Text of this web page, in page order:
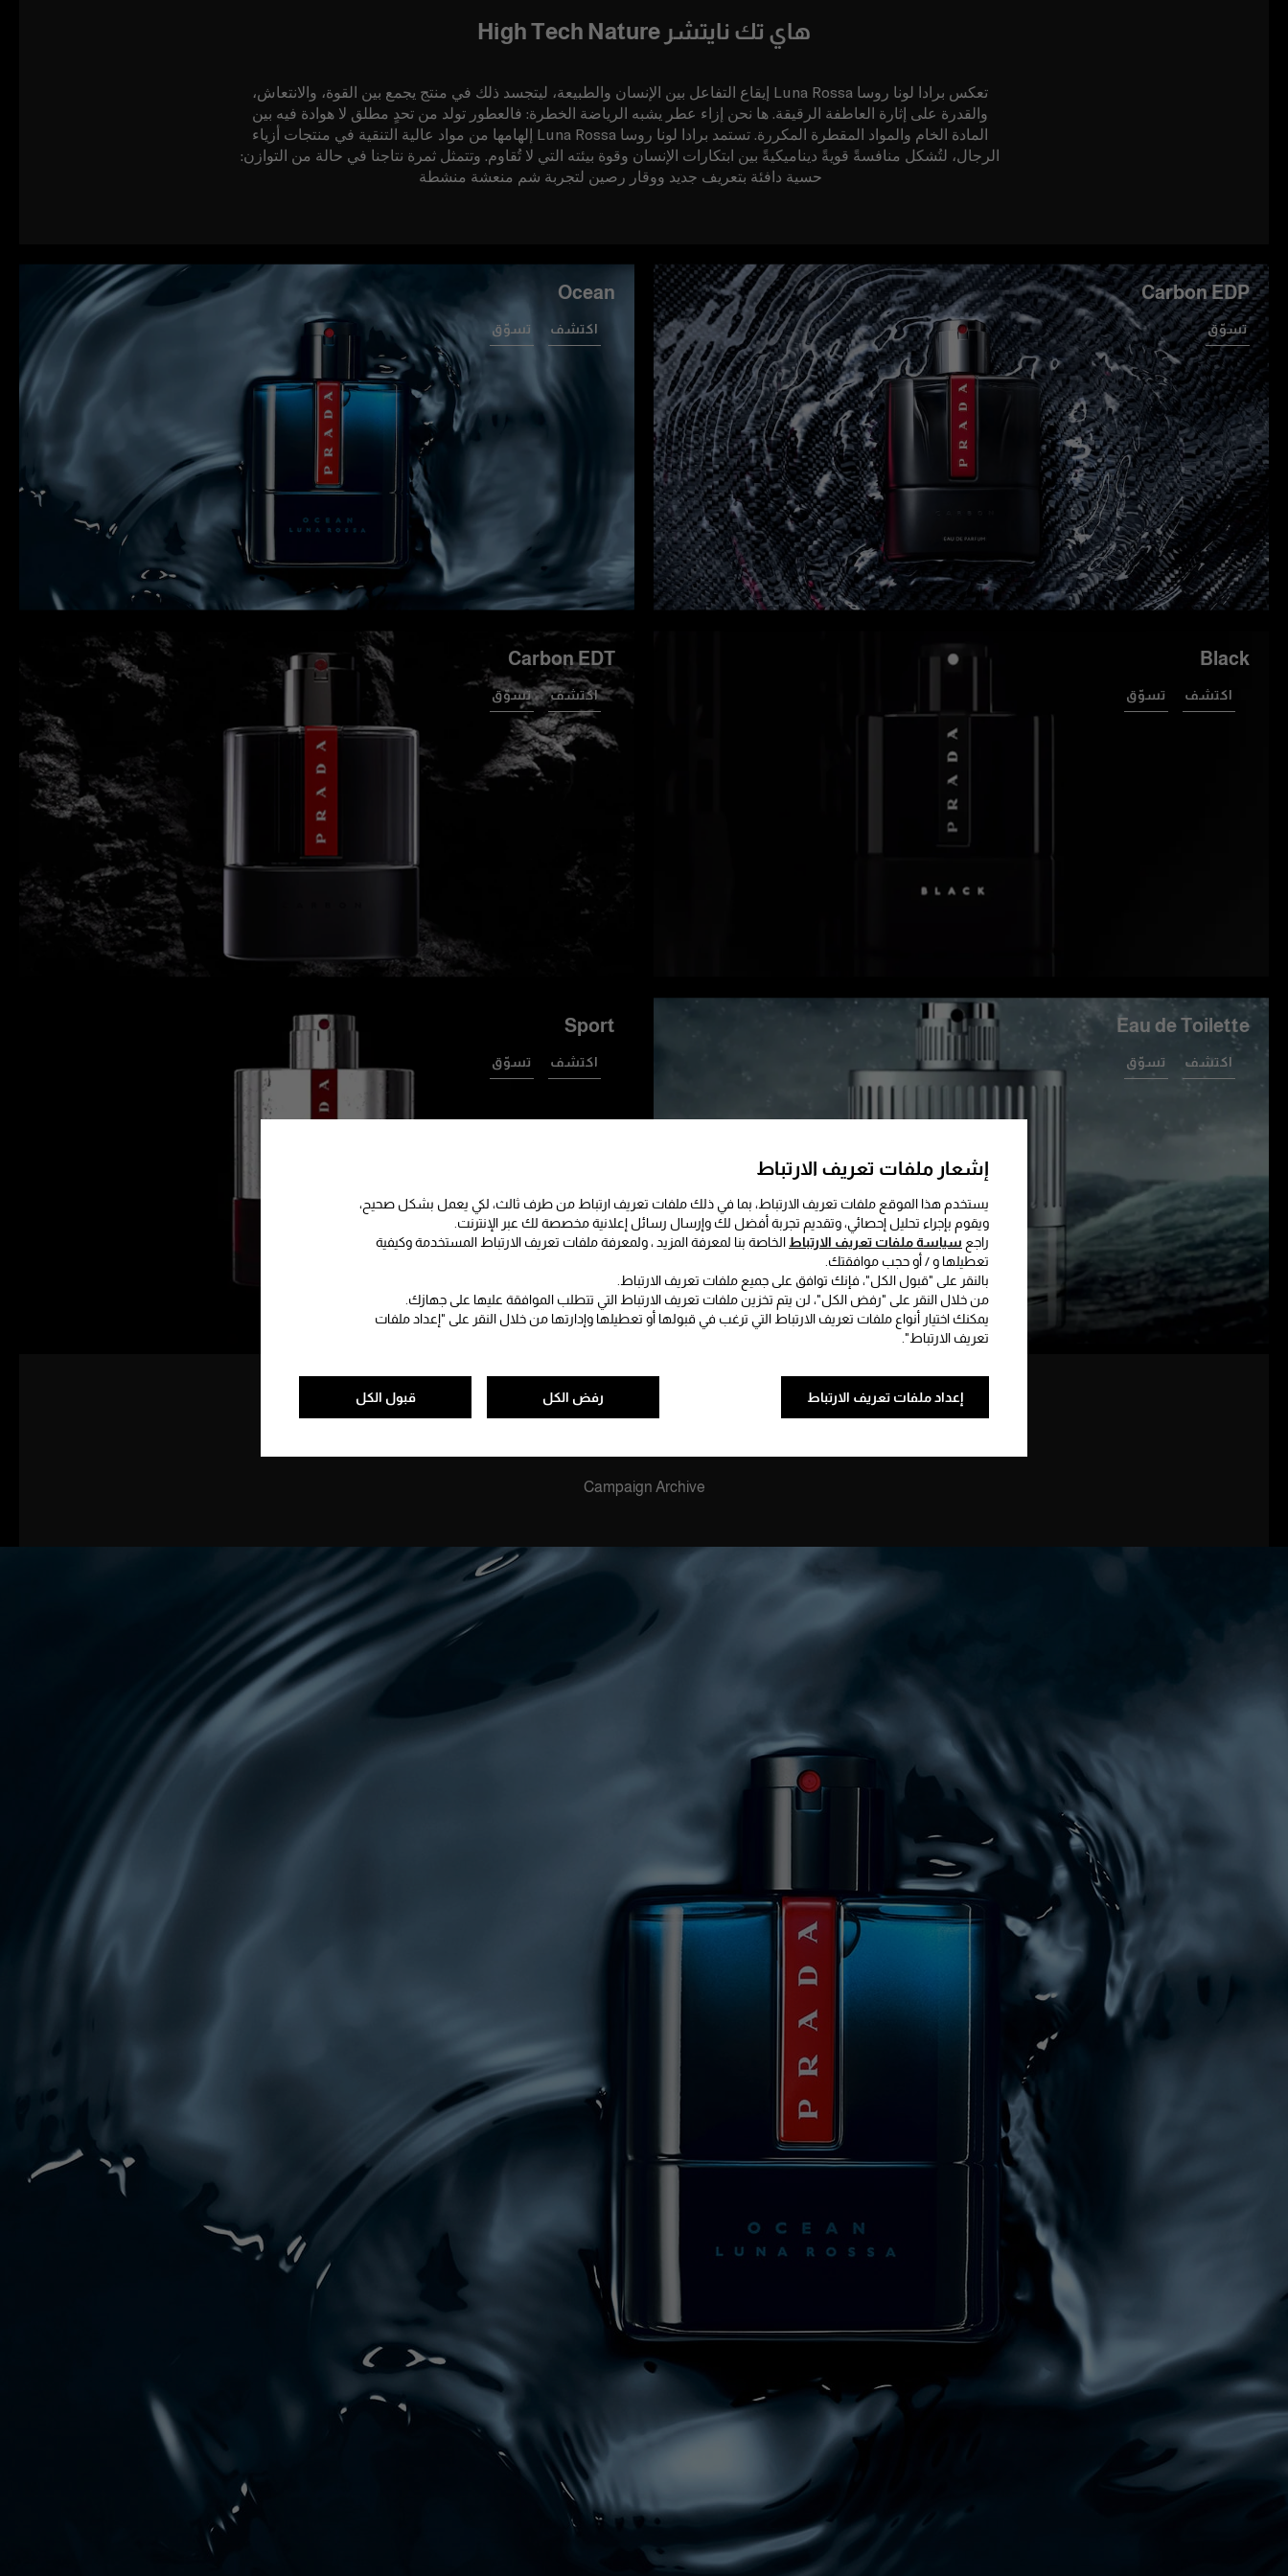
إشعار ملفات تعريف الارتباط
يستخدم هذا الموقع ملفات تعريف الارتباط، بما في ذلك ملفات تعريف ارتباط من طرف ثالث، لكي يعمل بشكل صحيح،
ويقوم بإجراء تحليل إحصائي، وتقديم تجربة أفضل لك وإرسال رسائل إعلانية مخصصة لك عبر الإنترنت.
راجع سياسة ملفات تعريف الارتباط الخاصة بنا لمعرفة المزيد ، ولمعرفة ملفات تعريف الارتباط المستخدمة وكيفية
تعطيلها و / أو حجب موافقتك.
بالنقر على "قبول الكل"، فإنك توافق على جميع ملفات تعريف الارتباط.
من خلال النقر على "رفض الكل"، لن يتم تخزين ملفات تعريف الارتباط التي تتطلب الموافقة عليها على جهازك.
يمكنك اختيار أنواع ملفات تعريف الارتباط التي ترغب في قبولها أو تعطيلها وإدارتها من خلال النقر على "إعداد ملفات
تعريف الارتباط".
قبول الكل رفض الكل إعداد ملفات تعريف الارتباط
هاي تك نايتشر High Tech Nature
تعكس برادا لونا روسا Luna Rossa إيقاع التفاعل بين الإنسان والطبيعة، ليتجسد ذلك في منتج يجمع بين القوة، والانتعاش،
والقدرة على إثارة العاطفة الرقيقة. ها نحن إزاء عطر يشبه الرياضة الخطرة: فالعطور تولد من تحدٍ مطلق لا هوادة فيه بين
المادة الخام والمواد المقطرة المكررة. تستمد برادا لونا روسا Luna Rossa إلهامها من مواد عالية التنقية في منتجات أزياء
الرجال، لتُشكل منافسةً قويةً ديناميكيةً بين ابتكارات الإنسان وقوة بيئته التي لا تُقاوم. وتتمثل ثمرة نتاجنا في حالة من التوازن:
حسية دافئة بتعريف جديد ووقار رصين لتجربة شم منعشة منشطة
Carbon EDP
تسوّق
Ocean
اكتشف تسوّق
Black
اكتشف تسوّق
Carbon EDT
اكتشف تسوّق
Eau de Toilette
اكتشف تسوّق
Sport
اكتشف تسوّق
برادا لونا روسا
Campaign Archive